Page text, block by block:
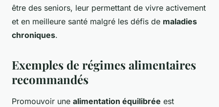
être des seniors, leur permettant de vivre activement
et en meilleure santé malgré les défis de maladies
chroniques.
Exemples de régimes alimentaires
recommandés
Promouvoir une alimentation équilibrée est